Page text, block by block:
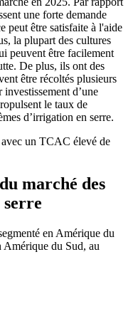
une forte demande
peut être satisfaite à l'aide
la plupart des cultures
peuvent être facilement
De plus, ils ont des
être récoltés plusieurs
d’une
le taux de
d’irrigation en serre.
un TCAC élevé de
marché des
serre
en Amérique du
du Sud, au